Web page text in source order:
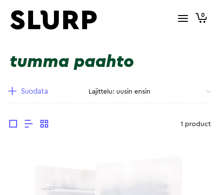
0
tumma paahto
Suodata
1 product